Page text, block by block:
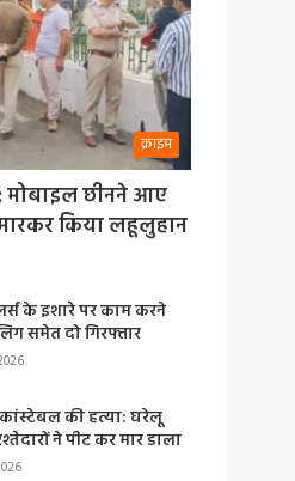
क्राइम
मोबाइल छीनने आए
किया लहूलुहान
के इशारे पर काम करने
समेत दो गिरफ्तार
की हत्या: घरेलू
ने पीट कर मार डाला